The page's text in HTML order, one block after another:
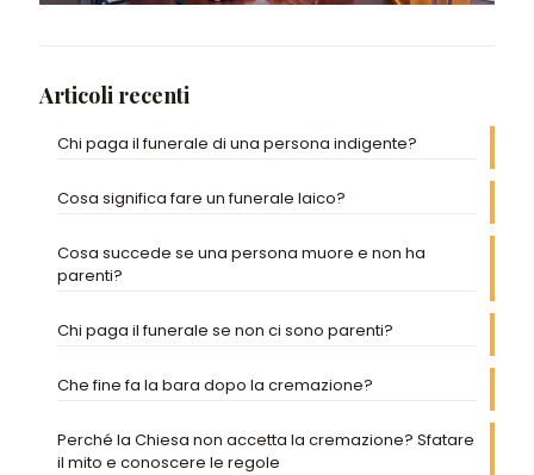
Articoli recenti
Chi paga il funerale di una persona indigente?
Cosa significa fare un funerale laico?
Cosa succede se una persona muore e non ha
parenti?
Chi paga il funerale se non ci sono parenti?
Che fine fa la bara dopo la cremazione?
Perché la Chiesa non accetta la cremazione? Sfatare
il mito e conoscere le regole